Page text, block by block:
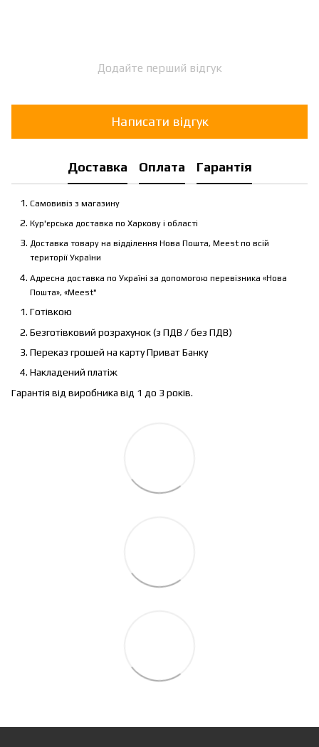
Додайте перший відгук
Написати відгук
Доставка Оплата Гарантія
Самовивіз з магазину
Кур'єрська доставка по Харкову і області
Доставка товару на відділення Нова Пошта, Meest по всій
території України
Адресна доставка по Україні за допомогою перевізника «Нова
Пошта», «Meest"
Готівкою
Безготівковий розрахунок (з ПДВ / без ПДВ)
Переказ грошей на карту Приват Банку
Накладений платіж
Гарантія від виробника від 1 до 3 років.